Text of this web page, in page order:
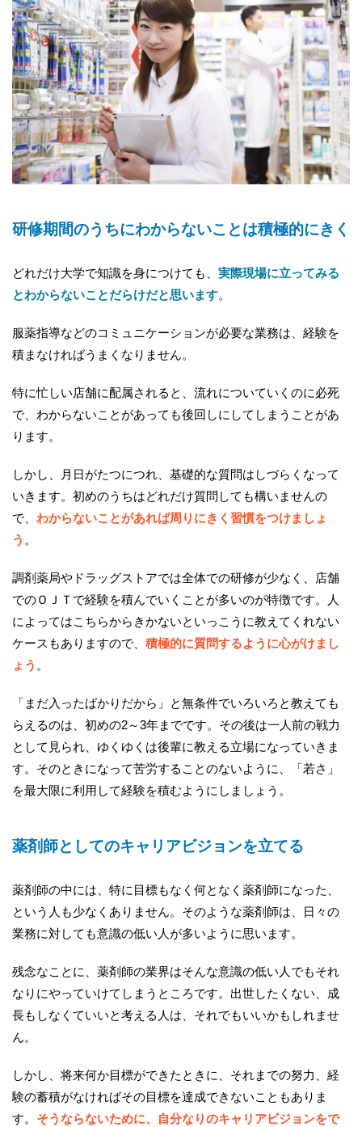
研修期間のうちにわからないことは積極的にきく
どれだけ大学で知識を身につけても、 実際現場に立ってみる
とわからないことだらけだと思います。
服薬指導などのコミュニケーションが必要な業務は、経験を
積まなければうまくなりません。
特に忙しい店舗に配属されると、流れについていくのに必死
で、わからないことがあっても後回しにしてしまうことがあ
ります。
しかし、月日がたつにつれ、基礎的な質問はしづらくなって
いきます。初めのうちはどれだけ質問しても構いませんの
で、 わからないことがあれば周りにきく習慣をつけましょ
う 。
調剤薬局やドラッグストアでは全体での研修が少なく、店舗
でのＯＪＴで経験を積んでいくことが多いのが特徴です。人
によってはこちらからきかないといっこうに教えてくれない
ケースもありますので、 積極的に質問するように心がけまし
ょう 。
「まだ入ったばかりだから」と無条件でいろいろと教えても
らえるのは、初めの2～3年までです。その後は一人前の戦力
として見られ、ゆくゆくは後輩に教える立場になっていきま
す。そのときになって苦労することのないように、「若さ」
を最大限に利用して経験を積むようにしましょう。
薬剤師としてのキャリアビジョンを立てる
薬剤師の中には、特に目標もなく何となく薬剤師になった、
という人も少なくありません。そのような薬剤師は、日々の
業務に対しても意識の低い人が多いように思います。
残念なことに、薬剤師の業界はそんな意識の低い人でもそれ
なりにやっていけてしまうところです。出世したくない、成
長もしなくていいと考える人は、それでもいいかもしれませ
ん。
しかし、将来何か目標ができたときに、それまでの努力、経
験の蓄積がなければその目標を達成できないこともありま
す。 そうならないために、自分なりのキャリアビジョンをで